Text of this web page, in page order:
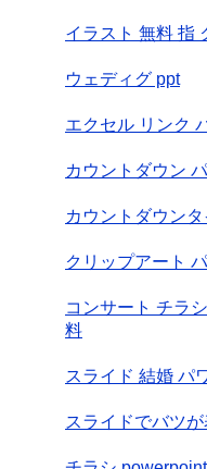
イラスト 無料 指
ウェディグ ppt
エクセル リンク
カウントダウン
カウントダウン
クリップアート
コンサート チラ
料
スライド 結婚 パ
スライドでバツ